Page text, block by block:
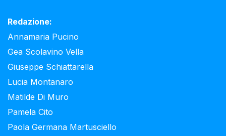
Redazione:
Annamaria Pucino
Gea Scolavino Vella
Giuseppe Schiattarella
Lucia Montanaro
Matilde Di Muro
Pamela Cito
Paola Germana Martusciello